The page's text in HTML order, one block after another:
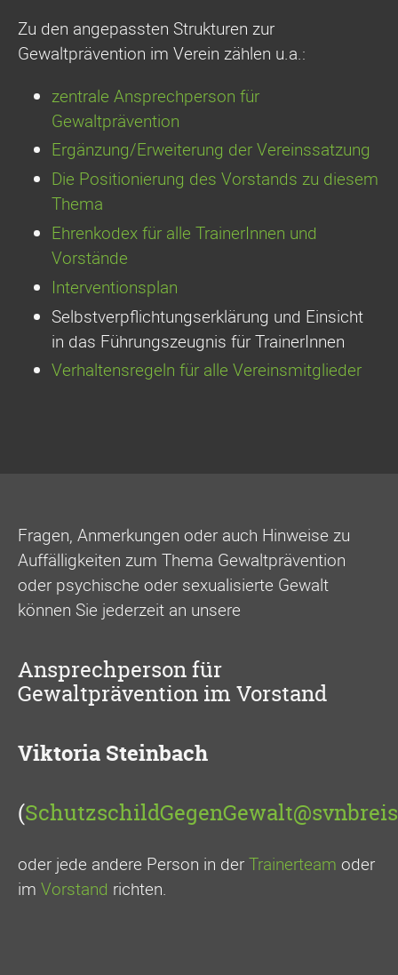
Zu den angepassten Strukturen zur
Gewaltprävention im Verein zählen u.a.:
zentrale Ansprechperson für
Gewaltprävention
Ergänzung/Erweiterung der Vereinssatzung
Die Positionierung des Vorstands zu diesem
Thema
Ehrenkodex für alle TrainerInnen und
Vorstände
Interventionsplan
Selbstverpflichtungserklärung und Einsicht
in das Führungszeugnis für TrainerInnen
Verhaltensregeln für alle Vereinsmitglieder
Fragen, Anmerkungen oder auch Hinweise zu
Auffälligkeiten zum Thema Gewaltprävention
oder psychische oder sexualisierte Gewalt
können Sie jederzeit an unsere
Ansprechperson für
Gewaltprävention im Vorstand
Viktoria Steinbach
(
oder jede andere Person in derTrainerteam oder
im Vorstand richten.